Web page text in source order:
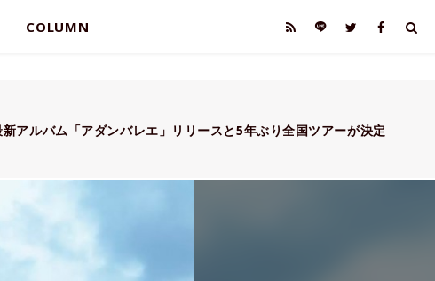
COLUMN
アルバム「アダンバレエ」リリースと5年ぶり全国ツアーが決定